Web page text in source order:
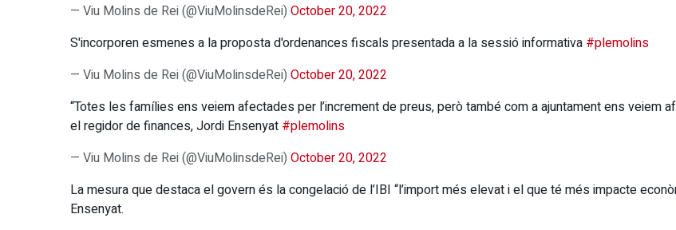
— Viu Molins de Rei (@ViuMolinsdeRei) October 20, 2022
S'incorporen esmenes a la proposta d'ordenances fiscals presentada a la sessió informativa #plemolins
— Viu Molins de Rei (@ViuMolinsdeRei) October 20, 2022
“Totes les famílies ens veiem afectades per l’increment de preus, però també com a ajuntament ens
el regidor de finances, Jordi Ensenyat #plemolins
— Viu Molins de Rei (@ViuMolinsdeRei) October 20, 2022
La mesura que destaca el govern és la congelació de l’IBI “l’import més elevat i el que té més impacte
Ensenyat.